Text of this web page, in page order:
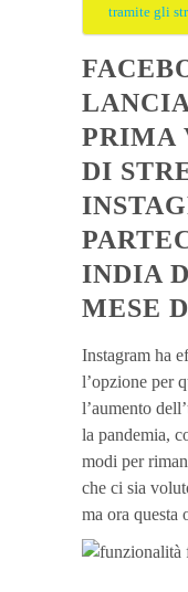
tramite gli
PRIMA
DI
INDIA
MESE
Instagram ha
l’opzione per
l’aumento
la pandemia,
modi per
che ci sia
ma ora questa